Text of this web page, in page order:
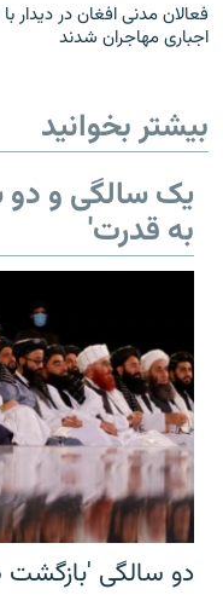
فعالان مدنی افغان در دیدار
اجباری مهاجران شدند
بیشتر بخوانید
یک سالگی و دو
به قدرت'
دو سالگی 'بازگشت